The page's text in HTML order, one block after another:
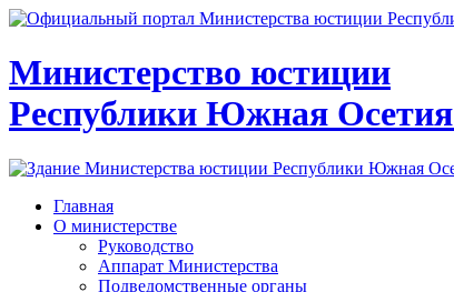
Министерство юстиции
Республики Южная Осетия
Главная
О министерстве
Руководство
Аппарат Министерства
Подведомственные органы